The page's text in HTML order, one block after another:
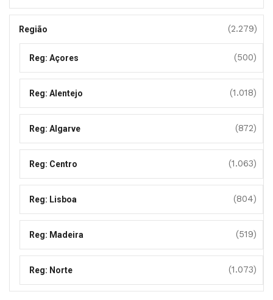
Região (2.279)
Reg: Açores (500)
Reg: Alentejo (1.018)
Reg: Algarve (872)
Reg: Centro (1.063)
Reg: Lisboa (804)
Reg: Madeira (519)
Reg: Norte (1.073)